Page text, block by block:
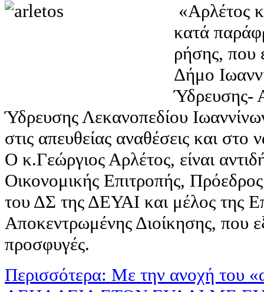
«Αρλέτος
κατά
ρήσης, που
Δήμο
Ύδρευσης-
Ύδρευσης Λεκανοπεδίου
στις απευθείας αναθέσεις και στο
Ο κ.Γεώργιος Αρλέτος, είναι
Οικονομικής Επιτροπής,
του ΔΣ της ΔΕΥΑΙ και μέλος της
Αποκεντρωμένης Διοίκησης, που
προσφυγές.
Περισσότερα: Με την ανοχή του